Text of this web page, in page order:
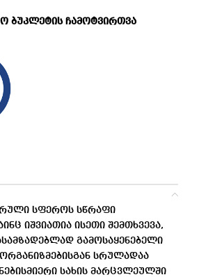
ბუკლეტის ჩამოტვირთვა
სფეროს სწრაფი
იშვიათია ისეთი შემთხვევა,
გამოსაყენებელი
სრულადაა
სახის მარცვლეულში